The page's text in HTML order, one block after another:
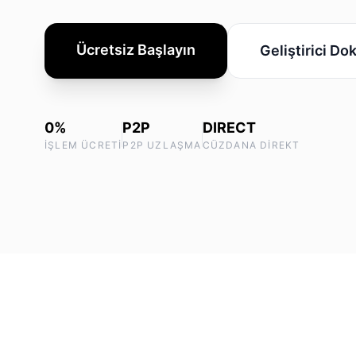
Ücretsiz Başlayın Geliştirici
0%
İŞLEM ÜCRETI
P2P
P2P UZLAŞMA
DIRECT
CÜZDANA DIREKT